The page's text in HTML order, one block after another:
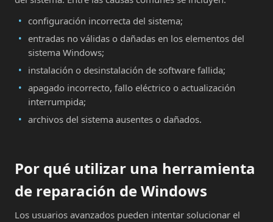
configuración incorrecta del sistema;
entradas no válidas o dañadas en los elementos del
sistema Windows;
instalación o desinstalación de software fallida;
apagado incorrecto, fallo eléctrico o actualización
interrumpida;
archivos del sistema ausentes o dañados.
Por qué utilizar una herramienta
de reparación de Windows
Los usuarios avanzados pueden intentar solucionar el